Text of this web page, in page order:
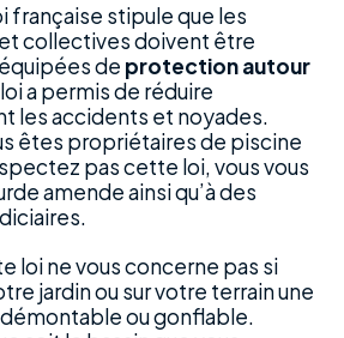
française stipule que les
collectives doivent être
de protection autour
a permis de réduire
les accidents et noyades.
êtes propriétaires de piscine
pas cette loi, vous vous
amende ainsi qu’à des
loi ne vous concerne pas si
jardin ou sur votre terrain une
ou gonflable.